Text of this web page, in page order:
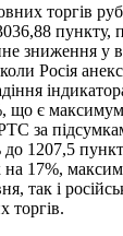
торгів
пункту,
зниження у
Росія
що є
за
1207,5
на 17%,
так і
торгів.